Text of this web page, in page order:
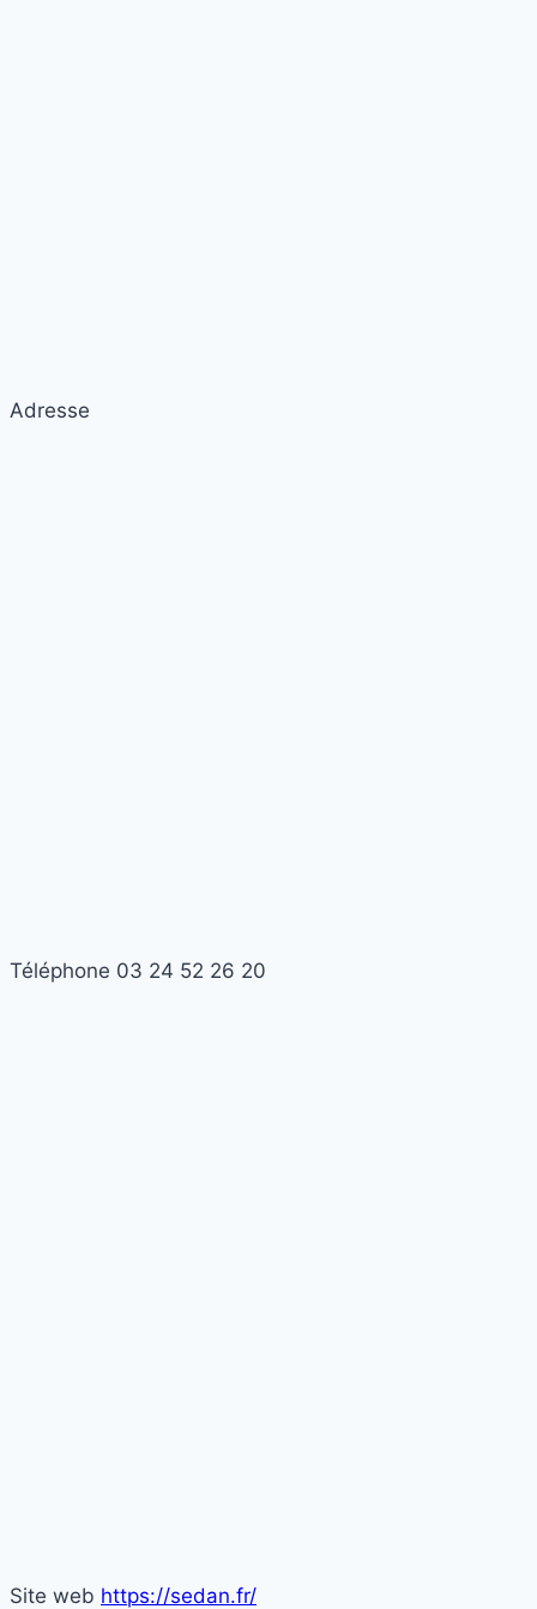
Adresse
Téléphone 03 24 52 26 20
Site web https://sedan.fr/